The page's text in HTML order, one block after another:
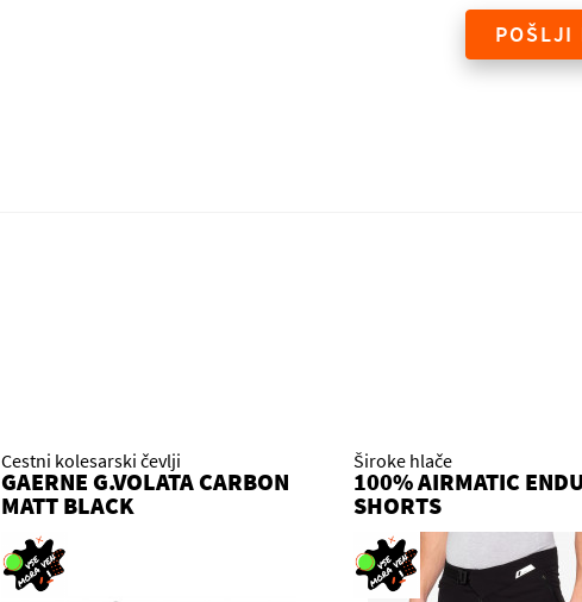
POŠLJI
Cestni kolesarski čevlji
GAERNE G.VOLATA CARBON
MATT BLACK
Široke hlače
100% AIRMATIC
SHORTS